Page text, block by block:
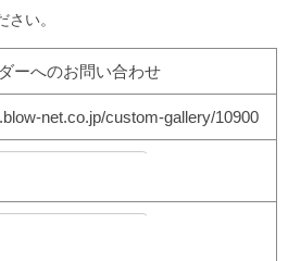
い。
ーへのお問い合わせ
net.co.jp/custom-gallery/10900